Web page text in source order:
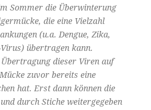
Sommer die Überwinterung
die eine Vielzahl
(u.a. Dengue, Zika,
übertragen kann.
dieser Viren auf
zuvor bereits eine
hat. Erst dann können die
durch Stiche weitergegeben